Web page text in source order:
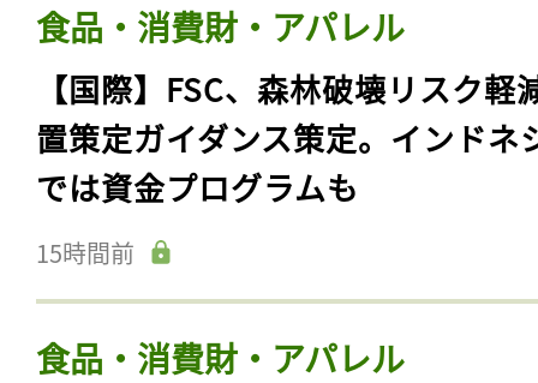
食品・消費財・アパレル
【国際】FSC、森林破壊リスク軽
置策定ガイダンス策定。インドネ
では資金プログラムも
15時間前
食品・消費財・アパレル